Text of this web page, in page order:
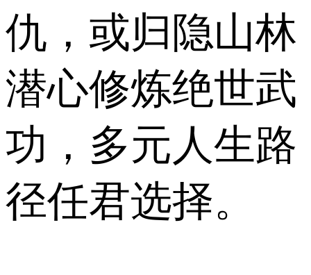
仇，或归隐山林
潜心修炼绝世武
功，多元人生路
径任君选择。